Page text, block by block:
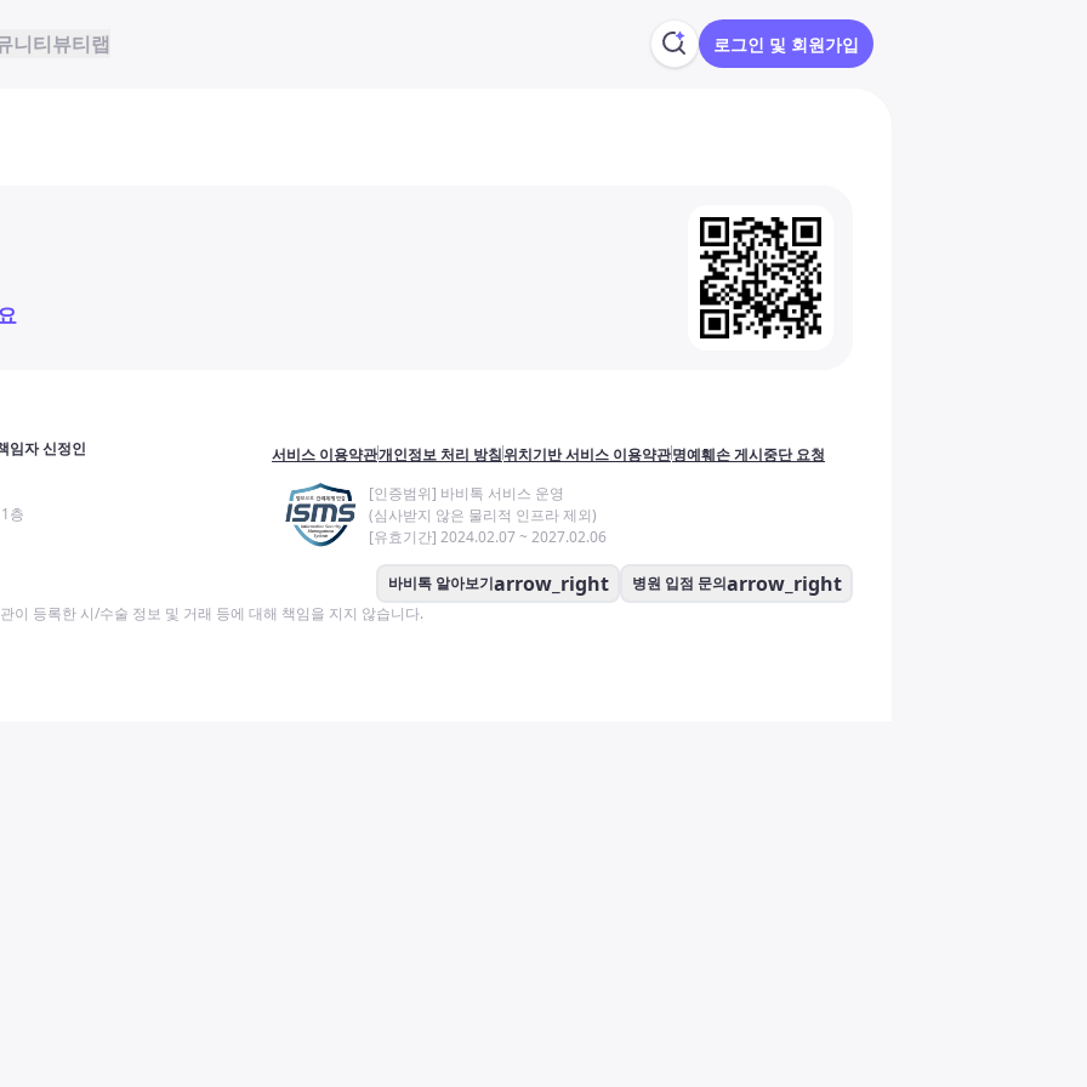
니티뷰티랩 로그인 및 회원가입
임자 신정인
층
서비스 이용약관개인정보 처리 방침위치기반 서비스 이용약관명예훼손 게시중단 요청
[인증범위] 바비톡 서비스 운영
(심사받지 않은 물리적 인프라 제외)
[유효기간] 2024.02.07 ~ 2027.02.06
바비톡 알아보기arrow_right 병원 입점 문의arrow_right
이 등록한 시/수술 정보 및 거래 등에 대해 책임을 지지 않습니다.